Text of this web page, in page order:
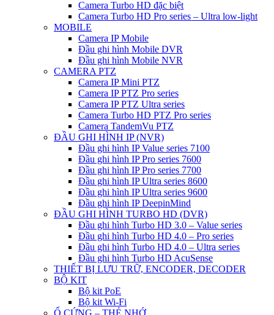
Camera Turbo HD đặc biệt
Camera Turbo HD Pro series – Ultra low-light
MOBILE
Camera IP Mobile
Đầu ghi hình Mobile DVR
Đầu ghi hình Mobile NVR
CAMERA PTZ
Camera IP Mini PTZ
Camera IP PTZ Pro series
Camera IP PTZ Ultra series
Camera Turbo HD PTZ Pro series
Camera TandemVu PTZ
ĐẦU GHI HÌNH IP (NVR)
Đầu ghi hình IP Value series 7100
Đầu ghi hình IP Pro series 7600
Đầu ghi hình IP Pro series 7700
Đầu ghi hình IP Ultra series 8600
Đầu ghi hình IP Ultra series 9600
Đầu ghi hình IP DeepinMind
ĐẦU GHI HÌNH TURBO HD (DVR)
Đầu ghi hình Turbo HD 3.0 – Value series
Đầu ghi hình Turbo HD 4.0 – Pro series
Đầu ghi hình Turbo HD 4.0 – Ultra series
Đầu ghi hình Turbo HD AcuSense
THIẾT BỊ LƯU TRỮ, ENCODER, DECODER
BỘ KIT
Bộ kit PoE
Bộ kit Wi-Fi
Ổ CỨNG – THẺ NHỚ